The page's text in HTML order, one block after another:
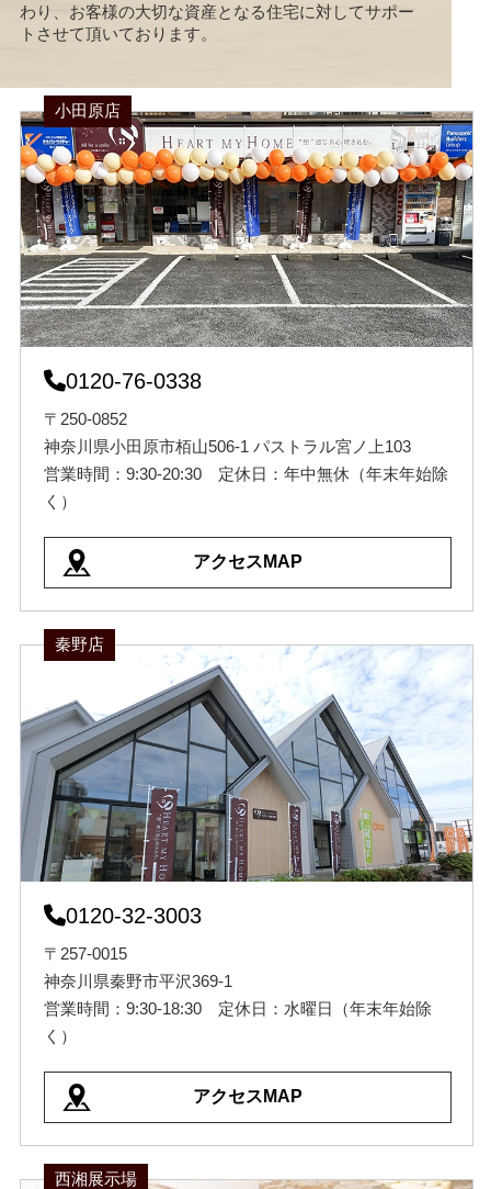
わり、お客様の大切な資産となる住宅に対してサポー
トさせて頂いております。
小田原店
0120-76-0338
〒250-0852
神奈川県小田原市栢山506-1 パストラル宮ノ上103
営業時間：9:30-20:30 定休日：年中無休（年末年始除
く）
アクセスMAP
秦野店
0120-32-3003
〒257-0015
神奈川県秦野市平沢369-1
営業時間：9:30-18:30 定休日：水曜日（年末年始除
く）
アクセスMAP
西湘展示場